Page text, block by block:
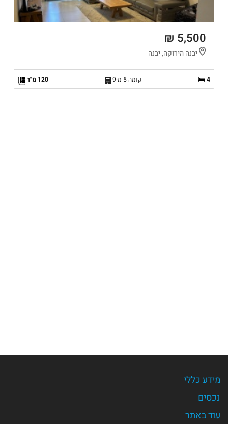
5,500 ₪
יבנה הירוקה, יבנה
4 קומה 5 מ-9 120 מ"ר
מידע כללי
נכסים
עוד באתר